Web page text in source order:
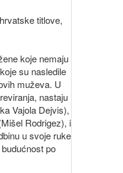
titlove,
koje nemaju
su nasledile
muževa. U
nastaju
Vajola Dejvis),
Rodrigez), i
u svoje ruke
po